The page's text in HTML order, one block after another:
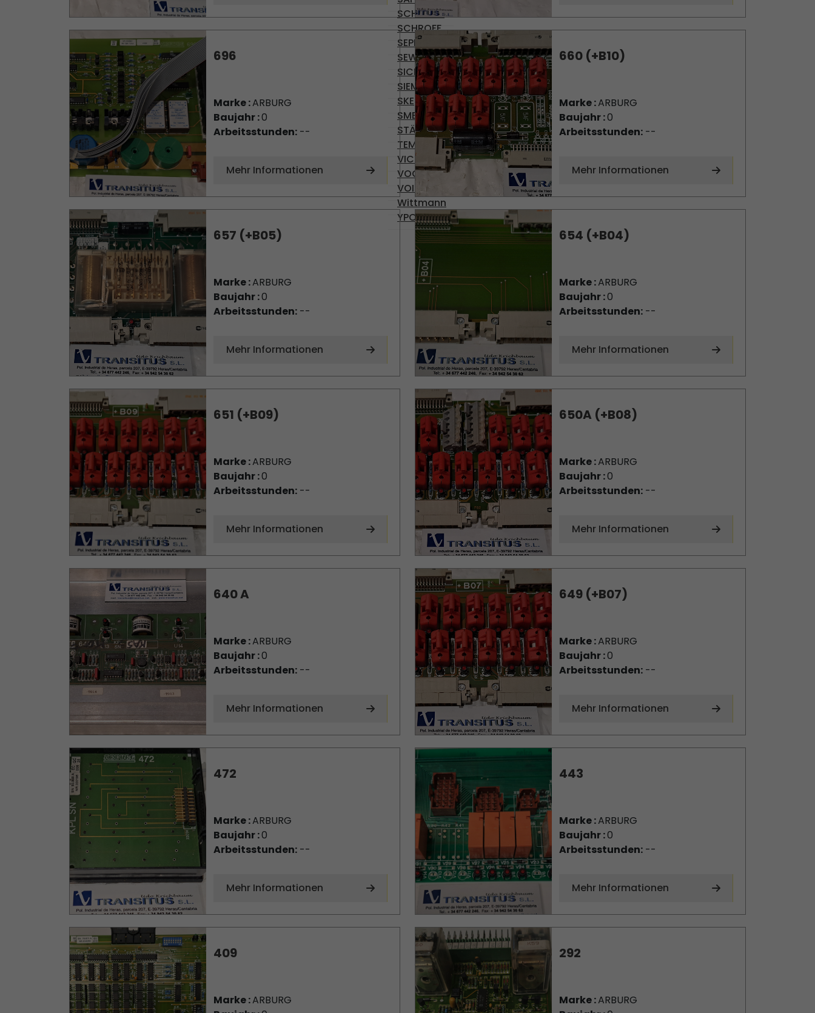
SCHRACK
SCHROFF
SEPRO
SEW-USOCOME
SICK
SIEMENS
SKE
SMB
STÄUBLI
TEMP AG
VICKERS
VOGEL
VOITH
Wittmann
YPC-SOLENOID
696
Marke :ARBURG
Baujahr :0
Arbeitsstunden:--
Mehr Informationen
660 (+B10)
Marke :ARBURG
Baujahr :0
Arbeitsstunden:--
Mehr Informationen
657 (+B05)
Marke :ARBURG
Baujahr :0
Arbeitsstunden:--
Mehr Informationen
654 (+B04)
Marke :ARBURG
Baujahr :0
Arbeitsstunden:--
Mehr Informationen
651 (+B09)
Marke :ARBURG
Baujahr :0
Arbeitsstunden:--
Mehr Informationen
650A (+B08)
Marke :ARBURG
Baujahr :0
Arbeitsstunden:--
Mehr Informationen
640 A
Marke :ARBURG
Baujahr :0
Arbeitsstunden:--
Mehr Informationen
649 (+B07)
Marke :ARBURG
Baujahr :0
Arbeitsstunden:--
Mehr Informationen
472
Marke :ARBURG
Baujahr :0
Arbeitsstunden:--
Mehr Informationen
443
Marke :ARBURG
Baujahr :0
Arbeitsstunden:--
Mehr Informationen
409
Marke :ARBURG
292
Marke :ARBURG